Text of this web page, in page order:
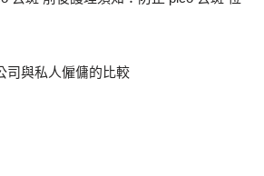
司與私人僱傭的比較